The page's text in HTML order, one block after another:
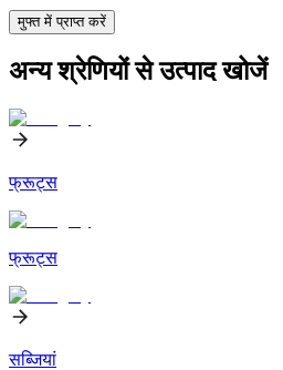
मुफ्त में प्राप्त करें
अन्य श्रेणियों से उत्पाद खोजें
फ्रूट्स
फ्रूट्स
सब्जियां